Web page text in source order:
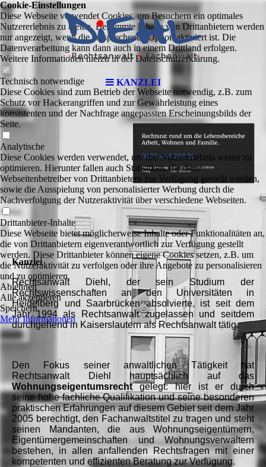
KANZLEI
Kanzlei
Rechtsanwalt Diehl, der sein Studium der
Rechtswissenschaften an den Universitäten in
Heidelberg und Saarbrücken absolvierte, ist seit dem
Jahr 1994 als Rechtsanwalt zugelassen und seitdem
durchgehend in Kaiserslautern als Rechtsanwalt tätig.
Den Fokus seiner anwaltlichen Tätigkeit hat
Rechtsanwalt Diehl hauptsächlich auf das
Wohnungseigentumsrechtgelegt: hier ist er durch
seine hohe fachliche Qualifikation und seine besonderen
praktischen Erfahrungen auf diesem Gebiet seit dem Jahr
2005 berechtigt, den Fachanwaltstitel zu tragen und steht
seinen Mandanten, die aus Wohnungseigentümern,
Eigentümergemeinschaften und Wohnungsverwaltern
bestehen, in allen anfallenden Rechtsfragen mit einer
kompetenten und effizienten Beratung zur Verfügung.
Cookie-Einstellungen
Diese Webseite verwendet Cookies, um Besuchern ein optimales
Nutzererlebnis zu bieten. Bestimmte Inhalte von Drittanbietern werden
nur angezeigt, wenn die entsprechende Option aktiviert ist. Die
Datenverarbeitung kann dann auch in einem Drittland erfolgen.
Weitere Informationen hierzu in der Datenschutzerklärung.
Technisch notwendige
Diese Cookies sind zum Betrieb der Webseite notwendig, z.B. zum
Schutz vor Hackerangriffen und zur Gewährleistung eines
konsistenten und der Nachfrage angepassten Erscheinungsbilds der
Seite.
Analytische
Diese Cookies werden verwendet, um das Nutzererlebnis weiter zu
optimieren. Hierunter fallen auch Statistiken, die dem
Webseitenbetreiber von Drittanbietern zur Verfügung gestellt werden,
sowie die Ausspielung von personalisierter Werbung durch die
Nachverfolgung der Nutzeraktivität über verschiedene Webseiten.
Drittanbieter-Inhalte
Diese Webseite bietet möglicherweise Inhalte oder Funktionalitäten an,
die von Drittanbietern eigenverantwortlich zur Verfügung gestellt
werden. Diese Drittanbieter können eigene Cookies setzen, z.B. um
die Nutzeraktivität zu verfolgen oder ihre Angebote zu personalisieren
und zu optimieren.
Ablehnen
Alle akzeptieren
Speichern
Mehr Informationen